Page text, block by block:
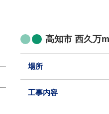
高知市 西久万
場所
工事内容